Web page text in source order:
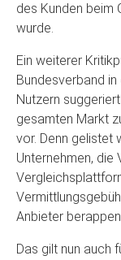
des Kunden beim
wurde.
Ein weiterer
Bundesverband
Nutzern
gesamten Markt
vor. Denn gelistet
Unternehmen, die
Anbieter
Das gilt nun auch